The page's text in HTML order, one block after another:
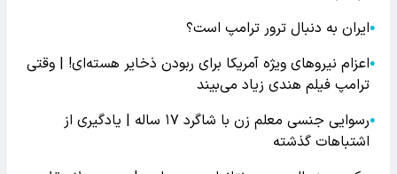
●ایران به دنبال ترور ترامپ است؟
●اعزام نیروهای ویژه آمریکا برای ربودن ذخایر هسته‌ای! | وقتی
ترامپ فیلم هندی زیاد می‌بیند
●
رسوایی جنسی معلم زن با شاگرد ۱۷ ساله | یادگیری از
اشتباهات گذشته